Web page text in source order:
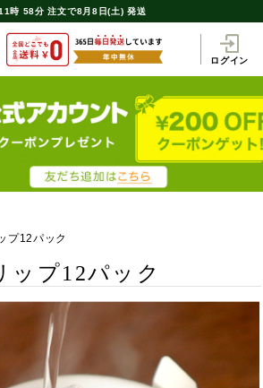
時 58分 注文で8月8日(土) 発送
ログイン
プ12パック
ップ12パック